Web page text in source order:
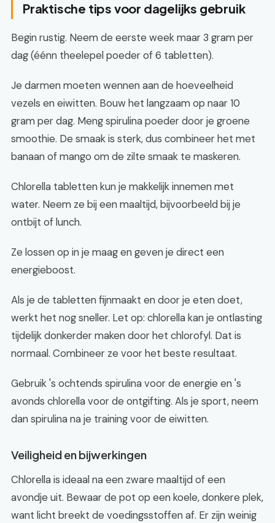
Praktische tips voor dagelijks gebruik
Begin rustig. Neem de eerste week maar 3 gram per
dag (éénn theelepel poeder of 6 tabletten).
Je darmen moeten wennen aan de hoeveelheid
vezels en eiwitten. Bouw het langzaam op naar 10
gram per dag. Meng spirulina poeder door je groene
smoothie. De smaak is sterk, dus combineer het met
banaan of mango om de zilte smaak te maskeren.
Chlorella tabletten kun je makkelijk innemen met
water. Neem ze bij een maaltijd, bijvoorbeeld bij je
ontbijt of lunch.
Ze lossen op in je maag en geven je direct een
energieboost.
Als je de tabletten fijnmaakt en door je eten doet,
werkt het nog sneller. Let op: chlorella kan je ontlasting
tijdelijk donkerder maken door het chlorofyl. Dat is
normaal. Combineer ze voor het beste resultaat.
Gebruik 's ochtends spirulina voor de energie en 's
avonds chlorella voor de ontgifting. Als je sport, neem
dan spirulina na je training voor de eiwitten.
Veiligheid en bijwerkingen
Chlorella is ideaal na een zware maaltijd of een
avondje uit. Bewaar de pot op een koele, donkere plek,
want licht breekt de voedingsstoffen af. Er zijn weinig